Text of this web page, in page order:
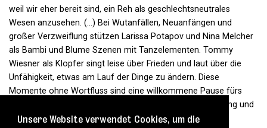
Unsere Website verwendet Cookies, um die
weil wir eher bereit sind, ein Reh als geschlechtsneutrales
Wesen anzusehen. (...) Bei Wutanfällen, Neuanfängen und
großer Verzweiflung stützen Larissa Potapov und Nina Melcher
als Bambi und Blume Szenen mit Tanzelementen. Tommy
Wiesner als Klopfer singt leise über Frieden und laut über die
Unfähigkeit, etwas am Lauf der Dinge zu ändern. Diese
Momente ohne Wortfluss sind eine willkommene Pause fürs
sonstige Themen-Chaos. (...) Es geht um unsere Einstellung und
die Menschen, die uns Halt geben.«→ mehr lesen